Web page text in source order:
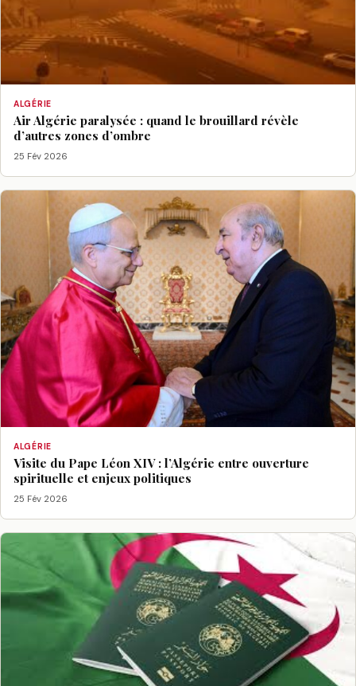
ALGÉRIE
Air Algérie paralysée : quand le brouillard révèle
d’autres zones d’ombre
25 Fév 2026
ALGÉRIE
Visite du Pape Léon XIV : l’Algérie entre ouverture
spirituelle et enjeux politiques
25 Fév 2026